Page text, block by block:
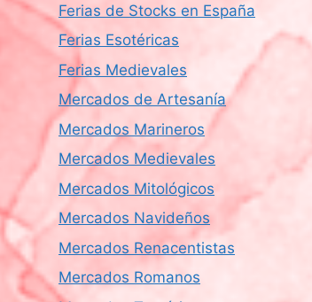
Ferias de Stocks en España
Ferias Esotéricas
Ferias Medievales
Mercados de Artesanía
Mercados Marineros
Mercados Medievales
Mercados Mitológicos
Mercados Navideños
Mercados Renacentistas
Mercados Romanos